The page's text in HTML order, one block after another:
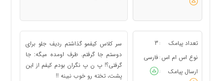
تعداد پیامک :
3
نوع اس ام اس : فارسی
ارسال پیامک
:
سر کلاس کیفمو گذاشتم ردیف جلو برای
دوستم جا گرفتم. طرف اومده میگه: جا
گرفتی؟! پ ن پ نگران بودم کیفم از این
پشت، تخته رو خوب نبینه !!